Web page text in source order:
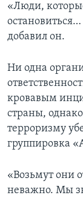
«Люди,
добавил он.
Ни одна
кровавым
страны,
терроризму
группировка
«Возьмут они
неважно. Мы